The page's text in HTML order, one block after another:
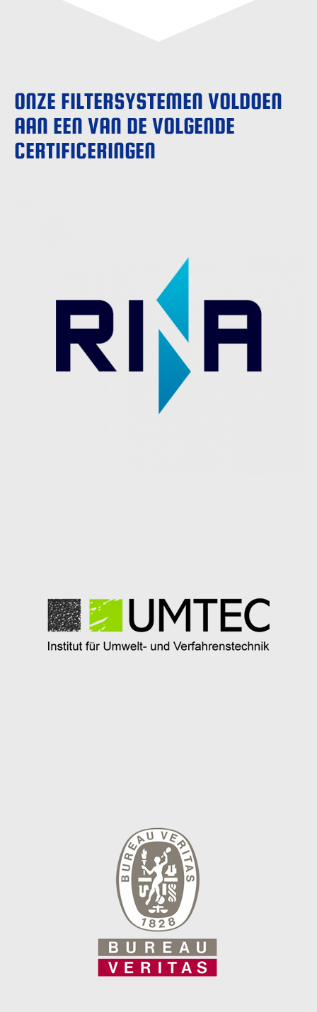
ONZE FILTERSYSTEMEN VOLDOEN
AAN EEN VAN DE VOLGENDE
CERTIFICERINGEN